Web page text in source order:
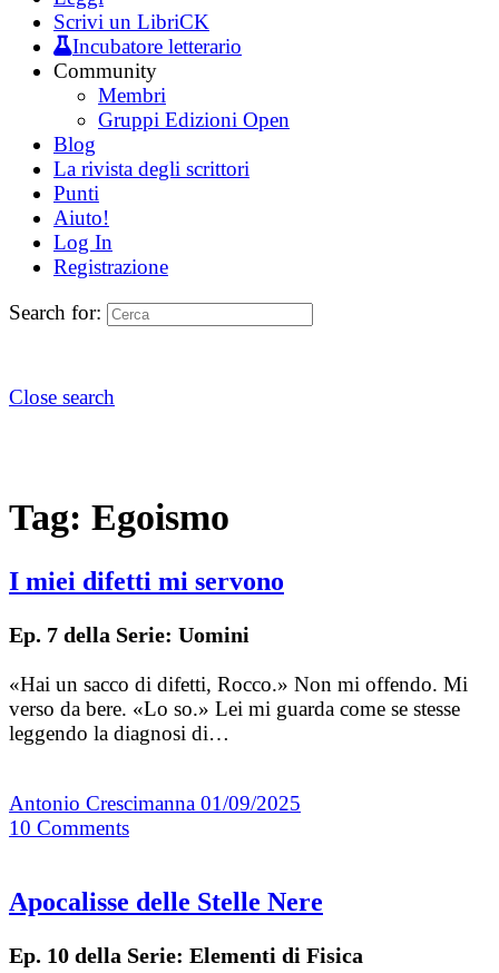
Scrivi un LibriCK
Incubatore letterario
Community
Membri
Gruppi Edizioni Open
Blog
La rivista degli scrittori
Punti
Aiuto!
Log In
Registrazione
Search for:
Close search
Tag: Egoismo
I miei difetti mi servono
Ep. 7 della Serie: Uomini
«Hai un sacco di difetti, Rocco.» Non mi offendo. Mi
verso da bere. «Lo so.» Lei mi guarda come se stesse
leggendo la diagnosi di…
Antonio Crescimanna 01/09/2025
10 Comments
Apocalisse delle Stelle Nere
Ep. 10 della Serie: Elementi di Fisica